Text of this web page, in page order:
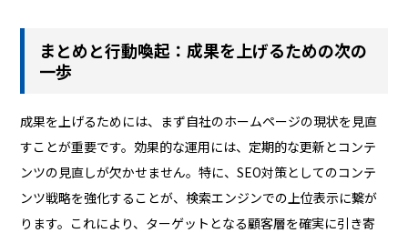
まとめと行動喚起：成果を上げるための次の
一歩
成果を上げるためには、まず自社のホームページの現状を見直
すことが重要です。効果的な運用には、定期的な更新とコンテ
ンツの見直しが欠かせません。特に、SEO対策としてのコンテ
ンツ戦略を強化することが、検索エンジンでの上位表示に繋が
ります。これにより、ターゲットとなる顧客層を確実に引き寄